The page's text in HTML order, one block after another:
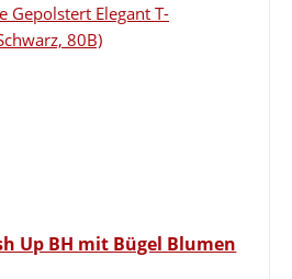
Up BH mit Bügel Blumen